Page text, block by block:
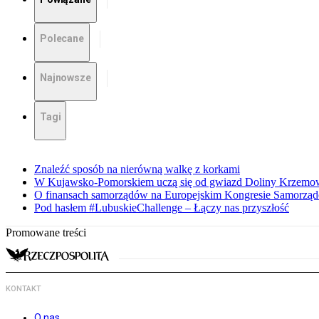
Polecane
Najnowsze
Tagi
Znaleźć sposób na nierówną walkę z korkami
W Kujawsko-Pomorskiem uczą się od gwiazd Doliny
O finansach samorządów na Europejskim Kongresie
Pod hasłem #LubuskieChallenge – Łączy nas przyszłość
Promowane treści
KONTAKT